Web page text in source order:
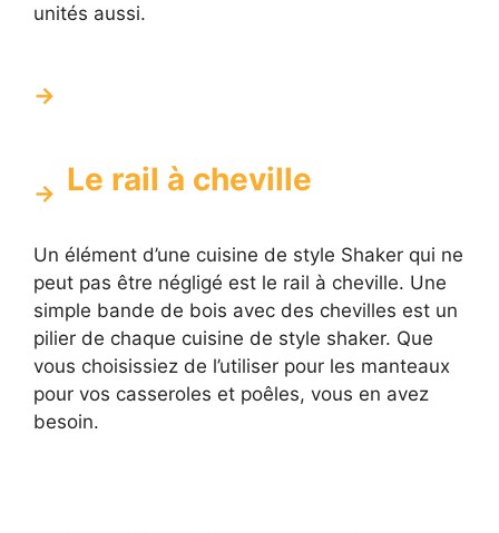
unités aussi.
Le rail à cheville
Un élément d’une cuisine de style Shaker qui ne
peut pas être négligé est le rail à cheville. Une
simple bande de bois avec des chevilles est un
pilier de chaque cuisine de style shaker. Que
vous choisissiez de l’utiliser pour les manteaux
pour vos casseroles et poêles, vous en avez
besoin.